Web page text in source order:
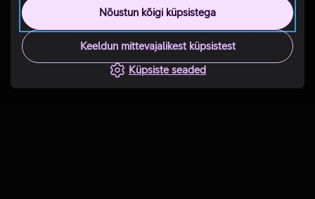
Nõustun kõigi küpsistega
Keeldun mittevajalikest küpsistest
Küpsiste seaded